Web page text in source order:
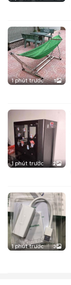
1 phút trước 1
1 phút trước 2
1 phút trước 3